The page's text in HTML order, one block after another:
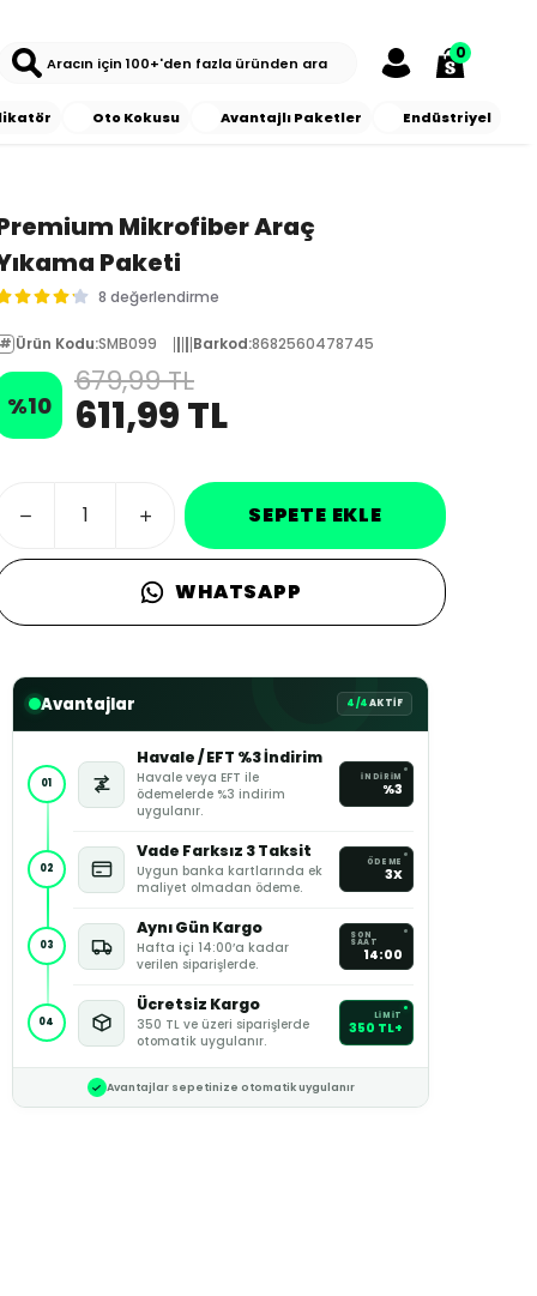
Oto Kokusu Avantajlı Paketler Endüstriyel
0
Mikrofiber Araç
Paketi
8 değerlendirme
Ürün Kodu:SMB099 Barkod:8682560478745
%10
679,99 TL
611,99 TL
SEPETE EKLE
WHATSAPP
Avantajlar 4/4AKTİF
01
Havale / EFT %3 İndirim
Havale veya EFT ile
ödemelerde %3 indirim
uygulanır.
İNDİRİM
%3
02
Vade Farksız 3 Taksit
Uygun banka kartlarında ek
maliyet olmadan ödeme.
ÖDEME
3X
03
Aynı Gün Kargo
Hafta içi 14:00’a kadar
verilen siparişlerde.
SON
SAAT
14:00
04
Ücretsiz Kargo
350 TL ve üzeri siparişlerde
otomatik uygulanır.
LİMİT
350 TL+
Avantajlar sepetinize otomatik uygulanır